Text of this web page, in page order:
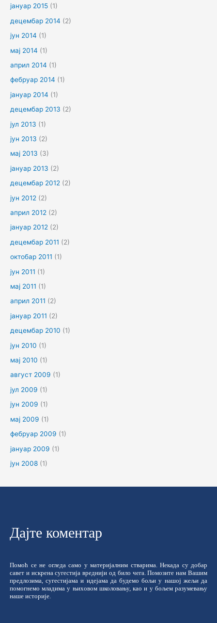
јануар 2015 (1)
децембар 2014 (2)
јун 2014 (1)
мај 2014 (1)
април 2014 (1)
фебруар 2014 (1)
јануар 2014 (1)
децембар 2013 (2)
јул 2013 (1)
јун 2013 (2)
мај 2013 (3)
јануар 2013 (2)
децембар 2012 (2)
јун 2012 (2)
април 2012 (2)
јануар 2012 (2)
децембар 2011 (2)
октобар 2011 (1)
јун 2011 (1)
мај 2011 (1)
април 2011 (2)
јануар 2011 (2)
децембар 2010 (1)
јун 2010 (1)
мај 2010 (1)
август 2009 (1)
јул 2009 (1)
јун 2009 (1)
мај 2009 (1)
фебруар 2009 (1)
јануар 2009 (1)
јун 2008 (1)
Дајте коментар
Помоћ се не огледа само у материјалним стварима. Некада су добар
савет и искрена сугестија вреднији од било чега. Помозите нам Вашим
предлозима, сугестијама и идејама да будемо бољи у нашој жељи да
помогнемо младима у њиховом школовању, као и у бољем разумевању
наше историје.